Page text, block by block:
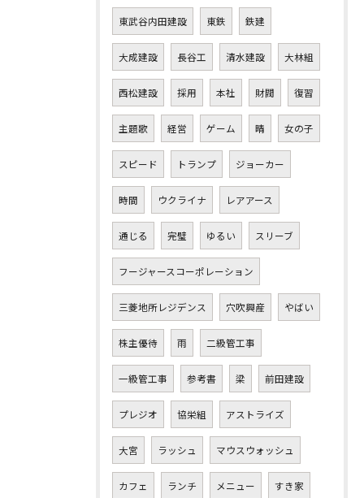
東武谷内田建設 東鉄 鉄建
大成建設 長谷工 清水建設 大林組
西松建設 採用 本社 財閥 復習
主題歌 経営 ゲーム 晴 女の子
スピード トランプ ジョーカー
時間 ウクライナ レアアース
通じる 完璧 ゆるい スリーブ
フージャースコーポレーション
三菱地所レジデンス 穴吹興産 やばい
株主優待 雨 二級管工事
一級管工事 参考書 梁 前田建設
プレジオ 協栄組 アストライズ
大宮 ラッシュ マウスウォッシュ
カフェ ランチ メニュー すき家